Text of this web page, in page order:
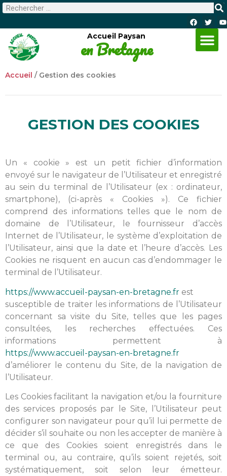
Accueil Paysan
en Bretagne
Accueil / Gestion des cookies
GESTION DES COOKIES
Un « cookie » est un petit fichier d’information
envoyé sur le navigateur de l’Utilisateur et enregistré
au sein du terminal de l’Utilisateur (ex : ordinateur,
smartphone), (ci-après « Cookies »). Ce fichier
comprend des informations telles que le nom de
domaine de l’Utilisateur, le fournisseur d’accès
Internet de l’Utilisateur, le système d’exploitation de
l’Utilisateur, ainsi que la date et l’heure d’accès. Les
Cookies ne risquent en aucun cas d’endommager le
terminal de l’Utilisateur.
https://www.accueil-paysan-en-bretagne.fr est
susceptible de traiter les informations de l’Utilisateur
concernant sa visite du Site, telles que les pages
consultées, les recherches effectuées. Ces
informations permettent à
https://www.accueil-paysan-en-bretagne.fr
d’améliorer le contenu du Site, de la navigation de
l’Utilisateur.
Les Cookies facilitant la navigation et/ou la fourniture
des services proposés par le Site, l’Utilisateur peut
configurer son navigateur pour qu’il lui permette de
décider s’il souhaite ou non les accepter de manière à
ce que des Cookies soient enregistrés dans le
terminal ou, au contraire, qu’ils soient rejetés, soit
systématiquement, soit selon leur émetteur.